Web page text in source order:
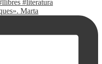
Marta